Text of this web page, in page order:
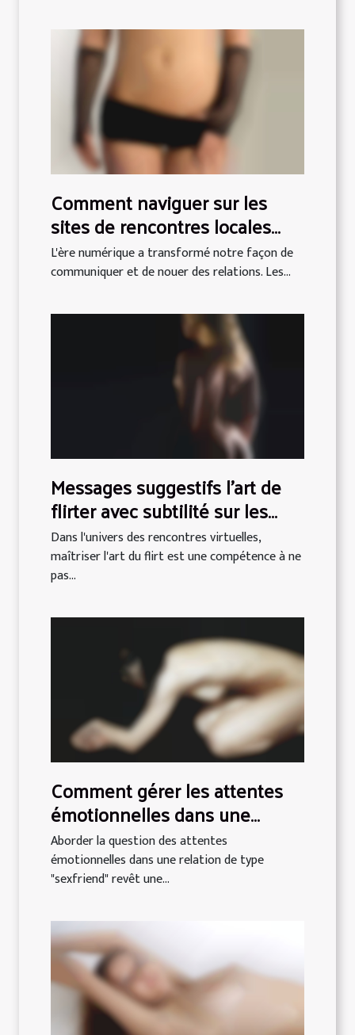
Comment naviguer sur les
sites de rencontres locales
pour des expériences réussies
L'ère numérique a transformé notre façon de
communiquer et de nouer des relations. Les...
Messages suggestifs l'art de
flirter avec subtilité sur les
sites de rencontre
Dans l'univers des rencontres virtuelles,
maîtriser l'art du flirt est une compétence à ne
pas...
Comment gérer les attentes
émotionnelles dans une
relation sexfriend ?
Aborder la question des attentes
émotionnelles dans une relation de type
"sexfriend" revêt une...